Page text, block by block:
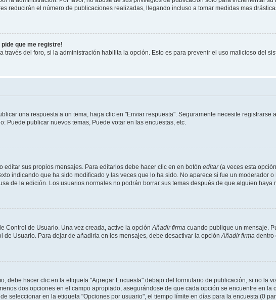
reducirán el número de publicaciones realizadas, llegando incluso a tomar medidas mas
pide que me registre!
del foro, si la administración habilita la opción. Esto es para prevenir el uso malicioso del
una respuesta a un tema, haga clic en "Enviar respuesta". Seguramente necesite registrarse
Puede publicar nuevos temas, Puede votar en las encuestas, etc.
sus propios mensajes. Para editarlos debe hacer clic en en botón editar(a veces esta
indicando que ha sido modificado y las veces que lo ha sido. No aparece si fue un moderador
de la edición. Los usuarios normales no podrán borrar sus temas después de que alguien haya
Control de Usuario. Una vez creada, active la opciónAñadir firma cuando publique un mensaje.
de Usuario. Para dejar de añadirla en los mensajes, debe desactivar la opciónAñadir firma dentro
debe hacer clic en la etiqueta "Agregar Encuesta" debajo del formulario de publicación; si no la
dos opciones en el campo apropiado, asegurándose de que cada opción se encuentre en la
seleccionar en la etiqueta "Opciones por usuario", el tiempo límite en días para la encuesta (0